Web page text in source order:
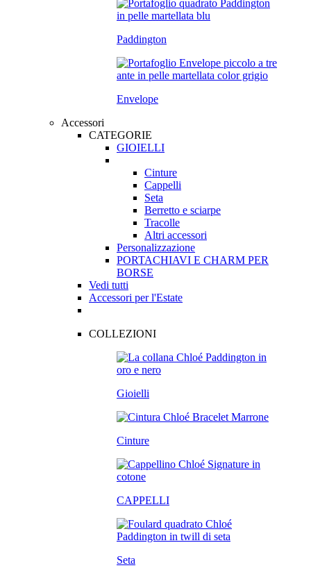
Paddington
Envelope
Accessori
CATEGORIE
GIOIELLI
Cinture
Cappelli
Seta
Berretto e sciarpe
Tracolle
Altri accessori
Personalizzazione
PORTACHIAVI E CHARM PER
BORSE
Vedi tutti
Accessori per l'Estate
COLLEZIONI
Gioielli
Cinture
CAPPELLI
Seta